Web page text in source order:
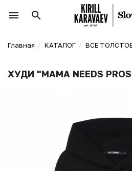
Главная КАТАЛОГ ВСЕ
ХУДИ "MAMA NEEDS